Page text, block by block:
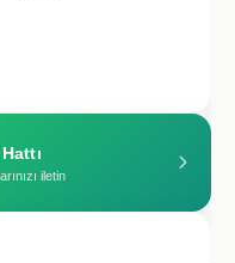
iletin